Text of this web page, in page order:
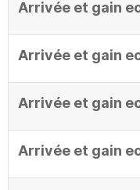
Arrivée et gain
Arrivée et gain
Arrivée et gain
Arrivée et gain